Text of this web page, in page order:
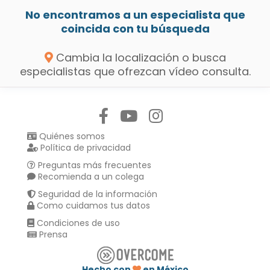
No encontramos a un especialista que
coincida con tu búsqueda
Cambia la localización o busca
especialistas que ofrezcan vídeo consulta.
Quiénes somos
Política de privacidad
Preguntas más frecuentes
Recomienda a un colega
Seguridad de la información
Como cuidamos tus datos
Condiciones de uso
Prensa